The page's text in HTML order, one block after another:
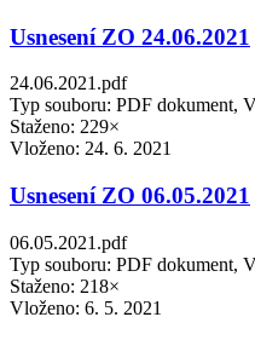
Usnesení ZO 24.06.2021
24.06.2021.pdf
Typ souboru: PDF dokument,
Staženo: 229×
Vloženo: 24. 6. 2021
Usnesení ZO 06.05.2021
06.05.2021.pdf
Typ souboru: PDF dokument,
Staženo: 218×
Vloženo: 6. 5. 2021